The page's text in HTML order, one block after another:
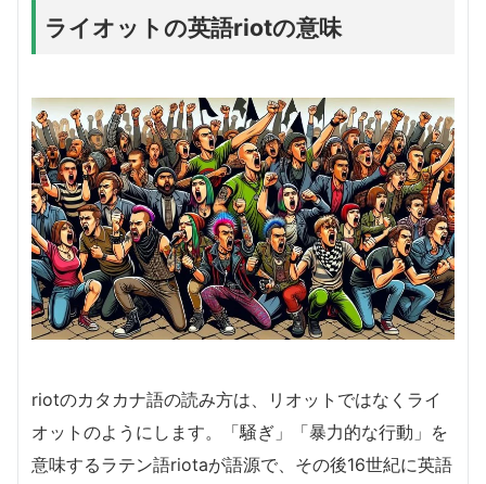
ライオットの英語riotの意味
riotのカタカナ語の読み方は、リオットではなくライ
オットのようにします。「騒ぎ」「暴力的な行動」を
意味するラテン語riotaが語源で、その後16世紀に英語